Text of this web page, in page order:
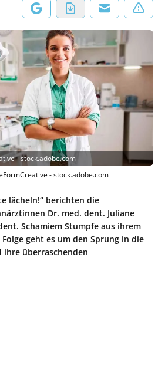
- stock.adobe.com
- stock.adobe.com
lächeln!“ berichten die
Dr. med. dent. Juliane
Schamiem Stumpfe aus ihrem
geht es um den Sprung in die
überraschenden